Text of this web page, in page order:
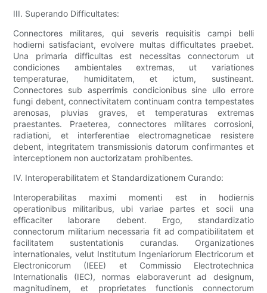
III. Superando Difficultates:
Connectores militares, qui severis requisitis campi belli
hodierni satisfaciant, evolvere multas difficultates praebet.
Una primaria difficultas est necessitas connectorum ut
condiciones ambientales extremas, ut variationes
temperaturae, humiditatem, et ictum, sustineant.
Connectores sub asperrimis condicionibus sine ullo errore
fungi debent, connectivitatem continuam contra tempestates
arenosas, pluvias graves, et temperaturas extremas
praestantes. Praeterea, connectores militares corrosioni,
radiationi, et interferentiae electromagneticae resistere
debent, integritatem transmissionis datorum confirmantes et
interceptionem non auctorizatam prohibentes.
IV. Interoperabilitatem et Standardizationem Curando:
Interoperabilitas maximi momenti est in hodiernis
operationibus militaribus, ubi variae partes et socii una
efficaciter laborare debent. Ergo, standardizatio
connectorum militarium necessaria fit ad compatibilitatem et
facilitatem sustentationis curandas. Organizationes
internationales, velut Institutum Ingeniariorum Electricorum et
Electronicorum (IEEE) et Commissio Electrotechnica
Internationalis (IEC), normas elaboraverunt ad designum,
magnitudinem, et proprietates functionis connectorum